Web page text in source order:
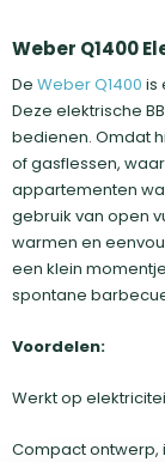
Weber Q1400
De Weber Q1400 is
Deze elektrische
bedienen. Omdat
of gasflessen,
appartementen
gebruik van open
warmen en
een klein
spontane
Voordelen:
Werkt op
Compact ontwerp,